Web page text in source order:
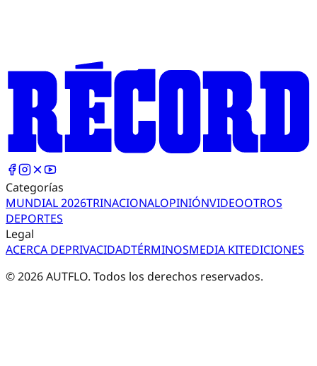
Categorías
MUNDIAL 2026TRINACIONALOPINIÓNVIDEOOTROS
DEPORTES
Legal
ACERCA DEPRIVACIDADTÉRMINOSMEDIA KITEDICIONES
©2026AUTFLO. Todos los derechos reservados.